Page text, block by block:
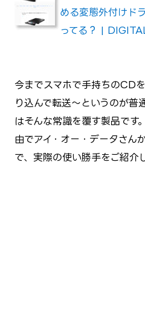
める変態外付けド
ってる？ |
今までスマホで手持ちのCD
り込んで転送～というのが普
はそんな常識を覆す製品です
由でアイ・オー・データさん
で、実際の使い勝手をご紹介